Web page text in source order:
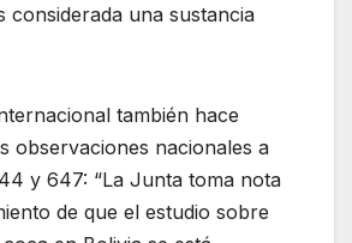
considerada una sustancia
también hace
observaciones nacionales a
y 647: “La Junta toma nota
de que el estudio sobre